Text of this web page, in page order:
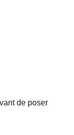
de poser